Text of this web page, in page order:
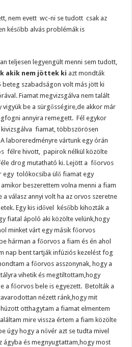
nem evett wc-ni se tudott csak az
később alvás problémák is
teljesen legyengült menni sem tudott,
akik nem jöttek ki azt mondták
beteg szabadságon volt más jött ki
Fiamat megvizsgálva nem talált
be a sürgősségire,de akkor már
annyira remegett. Fél egykor
fiamat, többszörösen
laboreredményre vártunk egy órán
félre hivott, papirok nélkül közölte
drog mutatható ki. Lejött a főorvos
egy tolókocsiba ülő fiamat egy
beszerettem volna menni a fiam
válasz annyi volt ha az orvos szeretne
Egy kis idővel később kihozták a
fiatal ápoló aki közölte velünk,hogy
minket várt egy másik főorvos
hárman a főorvos a fiam és én ahol
nap bent tartják infúziós kezelést fog
a főorvos asszonynak, hogy a
vihetik és megtiltottam,hogy
a főorvos bele is egyezett. Betolták a
nézett ránk,hogy mit
otthagytam a fiamat elmentem
mire vissza értem a fiam közölte
úgy hogy a nővér azt se tudta mivel
és megnyugtattam,hogy most